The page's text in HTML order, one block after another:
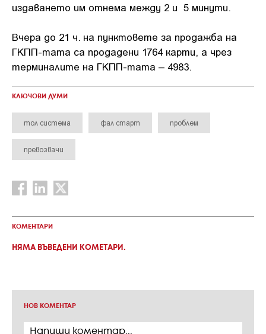
издаването им отнема между 2 и 5 минути.
Вчера до 21 ч. на пунктовете за продажба на
ГКПП-тата са продадени 1764 карти, а чрез
терминалите на ГКПП-тата – 4983.
КЛЮЧОВИ ДУМИ
тол система фал старт проблем
превозвачи
КОМЕНТАРИ
НЯМА ВЪВЕДЕНИ КОМЕТАРИ.
НОВ КОМЕНТАР